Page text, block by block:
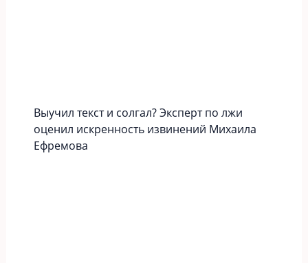
Выучил текст и солгал? Эксперт по лжи
оценил искренность извинений Михаила
Ефремова